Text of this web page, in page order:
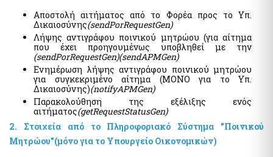
Μισθοδοσία υπαλλήλων Υπ. Οικονομικών & Εποπτευόμενων
Φορέων
e-Δελτίο Ατομικής Υπηρεσιακής Κατάστασης (ΔΑΥΚ)
Ακίνητα
Εκτιμήσεις Τιμών Ζώνης ΑΠΑΑ
Μητρώο Αξιών Μεταβιβάσεων Ακινήτων
Φύλλα Υπολογισμού ΑΠΑΑ
e-Δημοπρασίες Αιγιαλών
Ευρετήριο και Χάρτης Καθορισμένου Αιγιαλού
e-Aιτήσεις προς τις Υπηρεσίες Δημόσιας Περιουσίας
Ψηφιακές Υπηρεσίες Κοινωφελών Περιουσιών
Επιχειρήσεις
Εξωδικαστικός Μηχανισμός
Μητρώο Δεξαμενών Ενεργειακών Προϊόντων
Αποστολή αιτήματος από το Φορέα προς το Υπ.
Δικαιοσύνης(sendPorRequestGen)
Λήψης αντιγράφου ποινικού μητρώου (για αίτημα
που έχει προηγουμένως υποβληθεί με την
(sendPorRequestGen)(sendAPMGen)
Ενημέρωση λήψης αντιγράφου ποινικού μητρώου
για συγκεκριμένο αίτημα (ΜΟΝΟ για το Υπ.
Δικαιοσύνης)(notifyAPMGen)
Παρακολούθηση της εξέλιξης ενός
αιτήματος(getRequestStatusGen)
2. Στοιχεία από το Πληροφοριακό Σύστημα "Ποινικού
Μητρώου"(μόνο για το Υπουργείο Οικονομικών)